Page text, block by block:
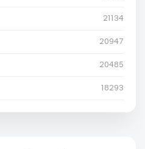
21134
20947
20485
18293